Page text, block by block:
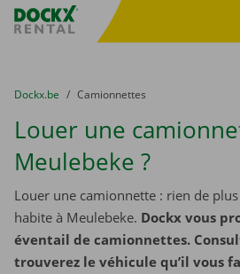
sitename
You are here:
du
Dockx.be to
Camionnettes
Louer une
Meulebeke ?
Louer une camionnette : rien de
habite à Meulebeke. Dockx vous
éventail de camionnettes.
trouverez le véhicule qu’il vous